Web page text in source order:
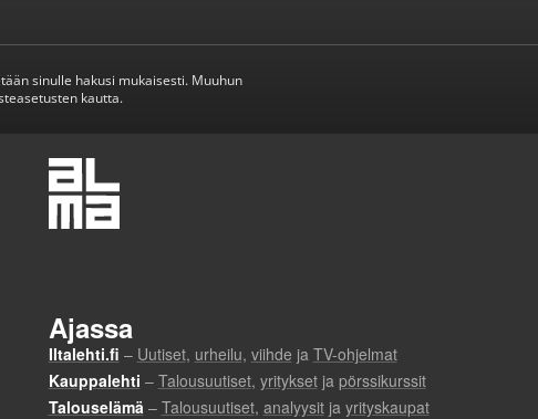
sinulle hakusi mukaisesti. Muuhun
kautta.